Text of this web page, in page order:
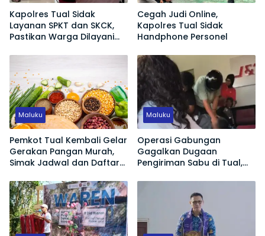
Kapolres Tual Sidak
Layanan SPKT dan SKCK,
Pastikan Warga Dilayani
Cegah Judi Online,
Kapolres Tual Sidak
Handphone Personel
Maluku
Pemkot Tual Kembali Gelar
Gerakan Pangan Murah,
Simak Jadwal dan Daftar
Maluku
Operasi Gabungan
Gagalkan Dugaan
Pengiriman Sabu di Tual,
Diamankan